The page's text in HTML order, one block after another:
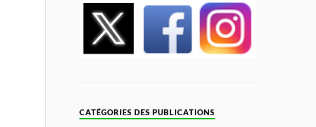
CATÉGORIES DES PUBLICATIONS